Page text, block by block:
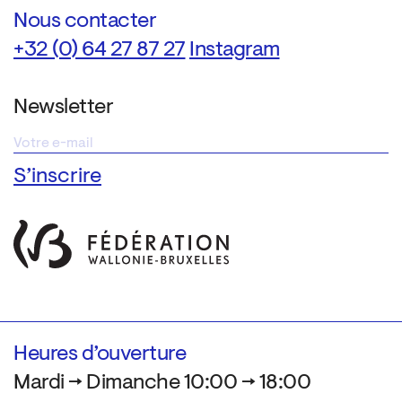
Nous contacter
+32 (0) 64 27 87 27 Instagram
Newsletter
Heures d’ouverture
Mardi → Dimanche 10:00 → 18:00